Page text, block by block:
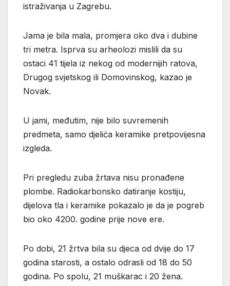
istraživanja u Zagrebu.
Jama je bila mala, promjera oko dva i dubine
tri metra. Isprva su arheolozi mislili da su
ostaci 41 tijela iz nekog od modernijih ratova,
Drugog svjetskog ili Domovinskog, kazao je
Novak.
U jami, međutim, nije bilo suvremenih
predmeta, samo djelića keramike pretpovijesna
izgleda.
Pri pregledu zuba žrtava nisu pronađene
plombe. Radiokarbonsko datiranje kostiju,
dijelova tla i keramike pokazalo je da je pogreb
bio oko 4200. godine prije nove ere.
Po dobi, 21 žrtva bila su djeca od dvije do 17
godina starosti, a ostalo odrasli od 18 do 50
godina. Po spolu, 21 muškarac i 20 žena.